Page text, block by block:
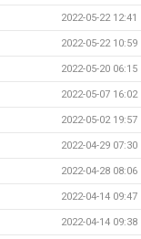
2022-05-22 12:41
2022-05-22 10:59
2022-05-20 06:15
2022-05-07 16:02
2022-05-02 19:57
2022-04-29 07:30
2022-04-28 08:06
2022-04-14 09:47
2022-04-14 09:38